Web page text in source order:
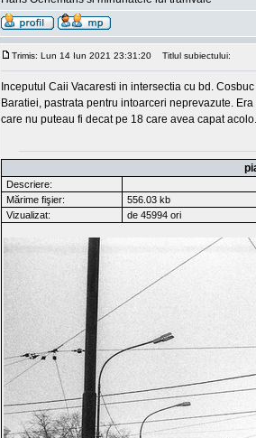
Trimis: Lun 14 Iun 2021 23:31:20 Titlul subiectului:
Inceputul Caii Vacaresti in intersectia cu bd.
Baratiei, pastrata pentru intoarceri neprevazute.
care nu puteau fi decat pe 18 care avea capat acolo.
Descriere:
Mărime fişier:
556.03 kb
Vizualizat:
de 45994 ori